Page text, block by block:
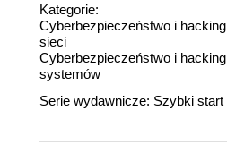
Kategorie:
Cyberbezpieczeństwo i hacking
sieci
Cyberbezpieczeństwo i hacking
systemów
Serie wydawnicze: Szybki start